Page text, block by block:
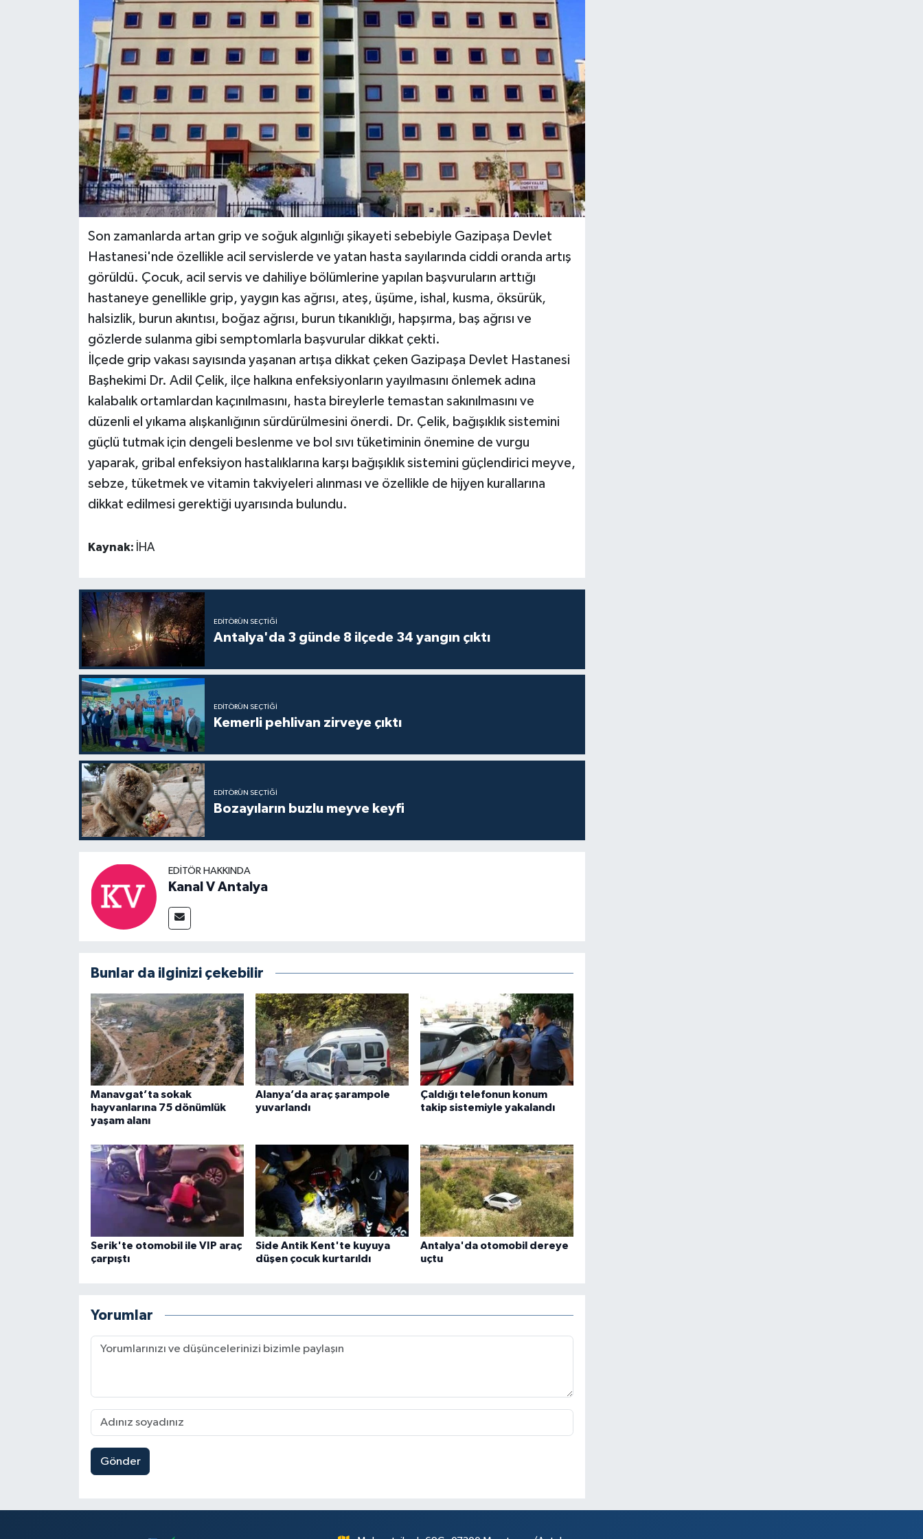
Son zamanlarda artan grip ve soğuk algınlığı şikayeti sebebiyle Gazipaşa Devlet
Hastanesi'nde özellikle acil servislerde ve yatan hasta sayılarında ciddi oranda artış
görüldü. Çocuk, acil servis ve dahiliye bölümlerine yapılan başvuruların arttığı
hastaneye genellikle grip, yaygın kas ağrısı, ateş, üşüme, ishal, kusma, öksürük,
halsizlik, burun akıntısı, boğaz ağrısı, burun tıkanıklığı, hapşırma, baş ağrısı ve
gözlerde sulanma gibi semptomlarla başvurular dikkat çekti.
İlçede grip vakası sayısında yaşanan artışa dikkat çeken Gazipaşa Devlet Hastanesi
Başhekimi Dr. Adil Çelik, ilçe halkına enfeksiyonların yayılmasını önlemek adına
kalabalık ortamlardan kaçınılmasını, hasta bireylerle temastan sakınılmasını ve
düzenli el yıkama alışkanlığının sürdürülmesini önerdi. Dr. Çelik, bağışıklık sistemini
güçlü tutmak için dengeli beslenme ve bol sıvı tüketiminin önemine de vurgu
yaparak, gribal enfeksiyon hastalıklarına karşı bağışıklık sistemini güçlendirici meyve,
sebze, tüketmek ve vitamin takviyeleri alınması ve özellikle de hijyen kurallarına
dikkat edilmesi gerektiği uyarısında bulundu.
Kaynak: İHA
EDITÖRÜN SEÇTIĞI
Antalya'da 3 günde 8 ilçede 34 yangın çıktı
EDITÖRÜN SEÇTIĞI
Kemerli pehlivan zirveye çıktı
EDITÖRÜN SEÇTIĞI
Bozayıların buzlu meyve keyfi
EDITÖR HAKKINDA
Kanal V Antalya
Bunlar da ilginizi çekebilir
Manavgat’ta sokak
hayvanlarına 75 dönümlük
yaşam alanı
Alanya’da araç şarampole
yuvarlandı
Çaldığı telefonun konum
takip sistemiyle yakalandı
Serik'te otomobil ile VIP araç
çarpıştı
Side Antik Kent'te kuyuya
düşen çocuk kurtarıldı
Antalya'da otomobil dereye
uçtu
Yorumlar
Gönder
KANALV Spor
Kültür Sanat
Magazin
Öğle Bülteni
Sosyal medya
Teknoloji
Televizyon